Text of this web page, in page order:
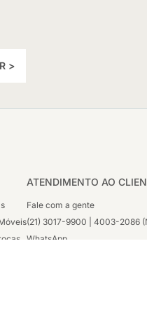
>
ATENDIMENTO AO
Fale com a gente
(21) 3017-9900 | 4003-2086
WhatsApp